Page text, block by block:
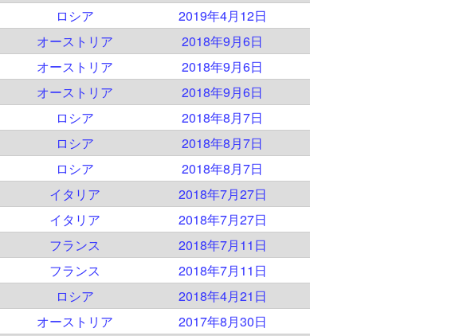
ロシア
2019年4月12日
オーストリア
2018年9月6日
オーストリア
2018年9月6日
オーストリア
2018年9月6日
ロシア
2018年8月7日
ロシア
2018年8月7日
ロシア
2018年8月7日
イタリア
2018年7月27日
イタリア
2018年7月27日
フランス
2018年7月11日
フランス
2018年7月11日
ロシア
2018年4月21日
オーストリア
2017年8月30日